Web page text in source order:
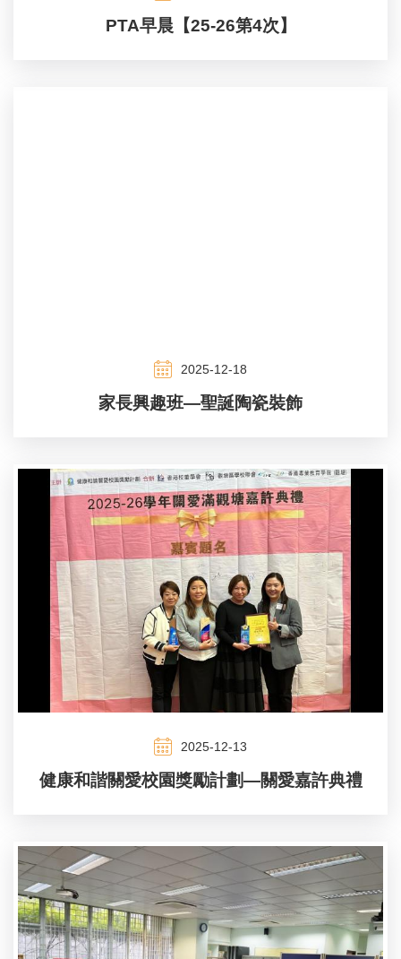
PTA早晨【25-26第4次】
2025-12-18
家長興趣班—聖誕陶瓷裝飾
2025-12-13
健康和諧關愛校園獎勵計劃—關愛嘉許典禮